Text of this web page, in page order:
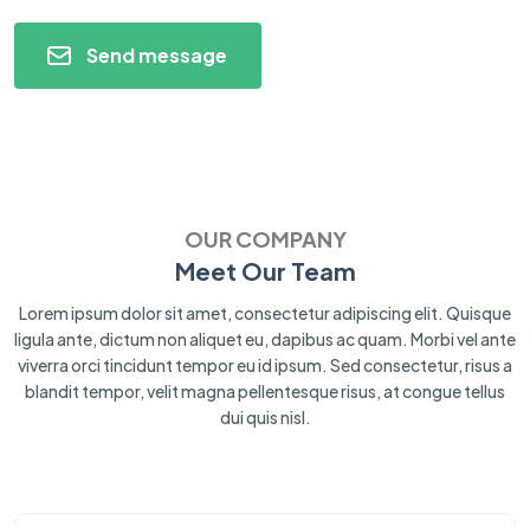
Send message
OUR COMPANY
Meet Our Team
Lorem ipsum dolor sit amet, consectetur adipiscing elit. Quisque
ligula ante, dictum non aliquet eu, dapibus ac quam. Morbi vel ante
viverra orci tincidunt tempor eu id ipsum. Sed consectetur, risus a
blandit tempor, velit magna pellentesque risus, at congue tellus
dui quis nisl.